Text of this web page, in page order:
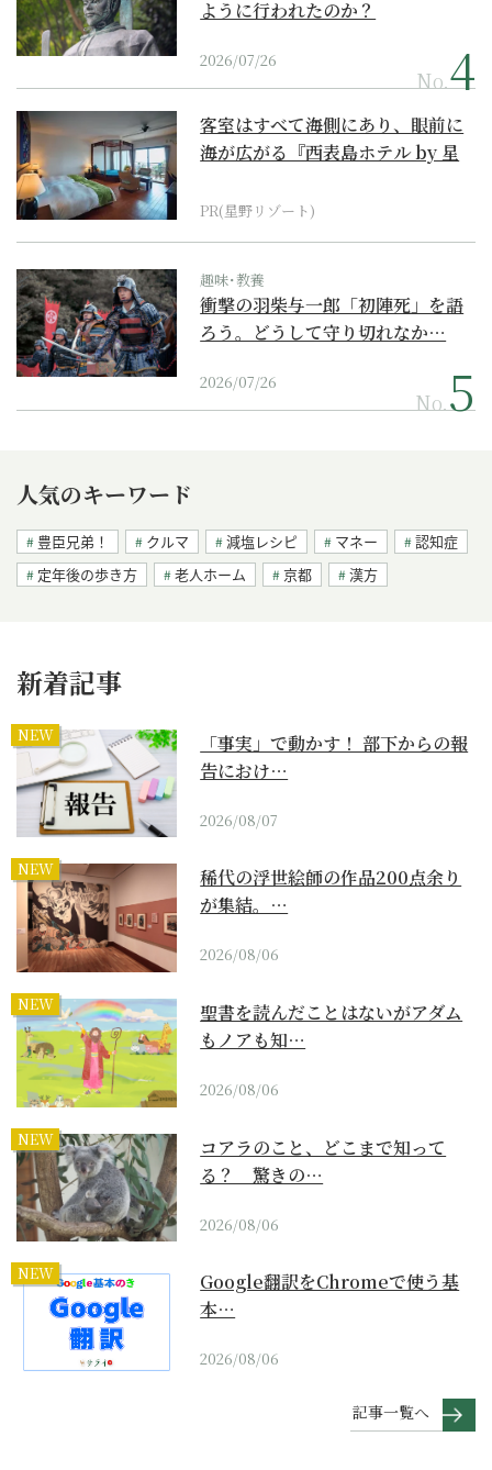
ように行われたのか？
2026/07/26
No.
客室はすべて海側にあり、眼前に
海が広がる『西表島ホテル by 星
PR(星野リゾート)
趣味･教養
衝撃の羽柴与一郎「初陣死」を語
ろう。どうして守り切れなか…
2026/07/26
No.
人気のキーワード
豊臣兄弟！ クルマ 減塩レシピ マネー
認知症
定年後の歩き方
老人ホーム 京都 漢方
新着記事
NEW
「事実」で動かす！ 部下からの報
告におけ…
2026/08/07
NEW
稀代の浮世絵師の作品200点余り
が集結。…
2026/08/06
NEW
聖書を読んだことはないがアダム
もノアも知…
2026/08/06
NEW
コアラのこと、どこまで知って
る？ 驚きの…
2026/08/06
NEW
Google翻訳をChromeで使う基
本…
2026/08/06
記事一覧へ